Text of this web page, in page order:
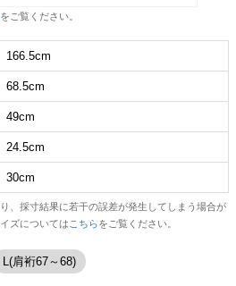
をご覧ください。
166.5cm
68.5cm
49cm
24.5cm
30cm
、採寸結果に若干の誤差が発生してしまう場合が
ズについては こちらをご覧ください。
L(肩裄67～68)